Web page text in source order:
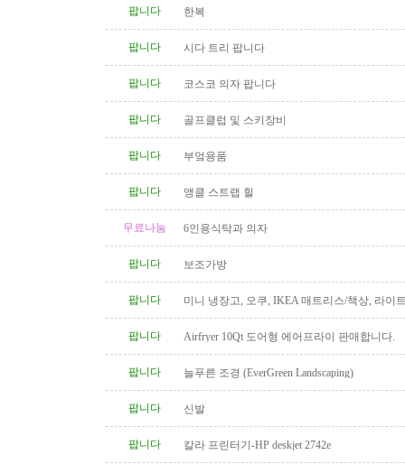
팝니다 한복
팝니다 시다 트리 팝니다
팝니다 코스코 의자 팝니다
팝니다 골프클럽 및 스키장비
팝니다 부엌용품
팝니다 앵클 스트랩 힐
무료나눔 6인용식탁과 의자
팝니다 보조가방
팝니다 미니 냉장고, 오쿠, IKEA 매트리스/책상, 라이
팝니다 Airfryer 10Qt 도어형 에어프라이 판매합니다.
팝니다 늘푸른 조경 (EverGreen Landscaping)
팝니다 신발
팝니다 칼라 프린터기-HP deskjet 2742e